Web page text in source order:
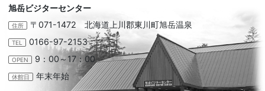
旭岳ビジターセンター
住所 〒071-1472 北海道上川郡東川町旭岳温泉
TEL 0166-97-2153
OPEN 9：00～17：00
休館日 年末年始